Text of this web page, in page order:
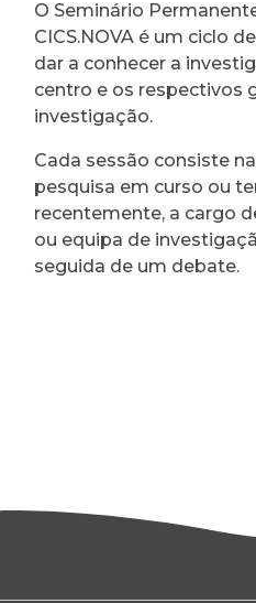
O Seminário
CICS.NOVA é um ciclo
dar a conhecer a
centro e os respectivos
investigação.
Cada sessão consiste
pesquisa em curso ou
recentemente, a cargo
ou equipa de
seguida de um debate.